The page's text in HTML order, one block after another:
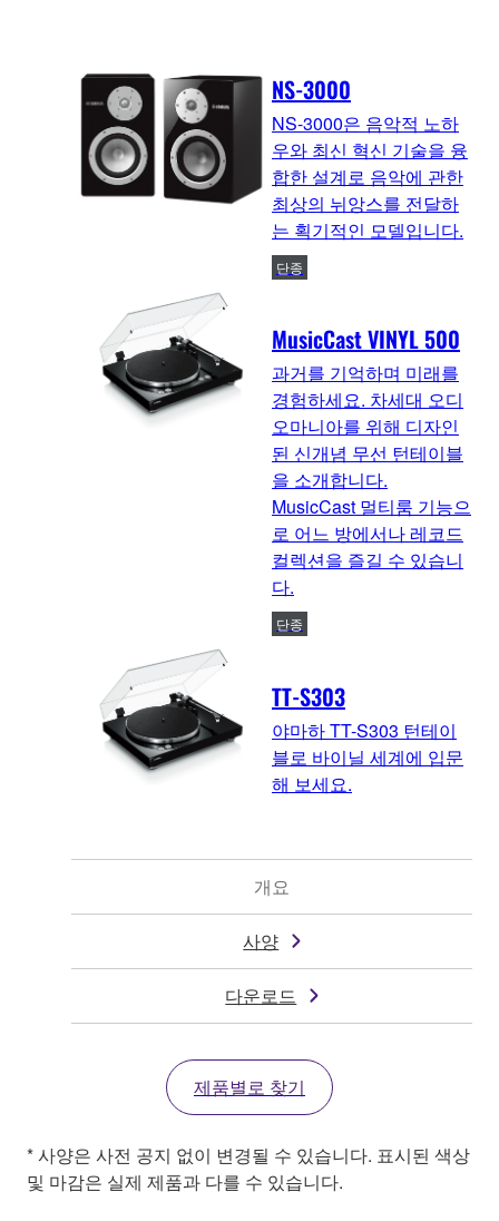
NS-3000
NS-3000은 음악적 노하
우와 최신 혁신 기술을 융
합한 설계로 음악에 관한
최상의 뉘앙스를 전달하
는 획기적인 모델입니다.
MusicCast VINYL 500
단종
과거를 기억하며 미래를
경험하세요. 차세대 오디
오마니아를 위해 디자인
된 신개념 무선 턴테이블
을 소개합니다.
MusicCast 멀티룸 기능으
로 어느 방에서나 레코드
컬렉션을 즐길 수 있습니
다.
TT-S303
단종
야마하 TT-S303 턴테이
블로 바이닐 세계에 입문
해 보세요.
개요
사양
다운로드
제품별로 찾기
* 사양은 사전 공지 없이 변경될 수 있습니다. 표시된 색상
및 마감은 실제 제품과 다를 수 있습니다.